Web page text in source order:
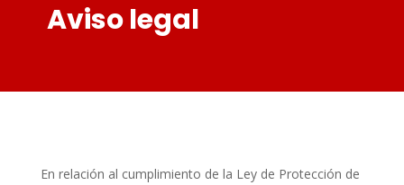
Aviso legal
En relación al cumplimiento de la Ley de Protección de